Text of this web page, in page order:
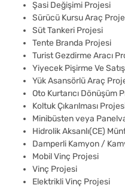
Şasi Değişimi Projesi
Sürücü Kursu Araç
Süt Tankeri Projesi
Tente Branda Projesi
Turist Gezdirme Aracı
Yiyecek Pişirme Ve
Yük Asansörlü Araç
Oto Kurtarıcı Dönüşüm
Koltuk Çıkarılması
Minibüsten veya
Hidrolik Aksanlı(CE)
Damperli Kamyon /
Mobil Vinç Projesi
Vinç Projesi
Elektrikli Vinç Projesi